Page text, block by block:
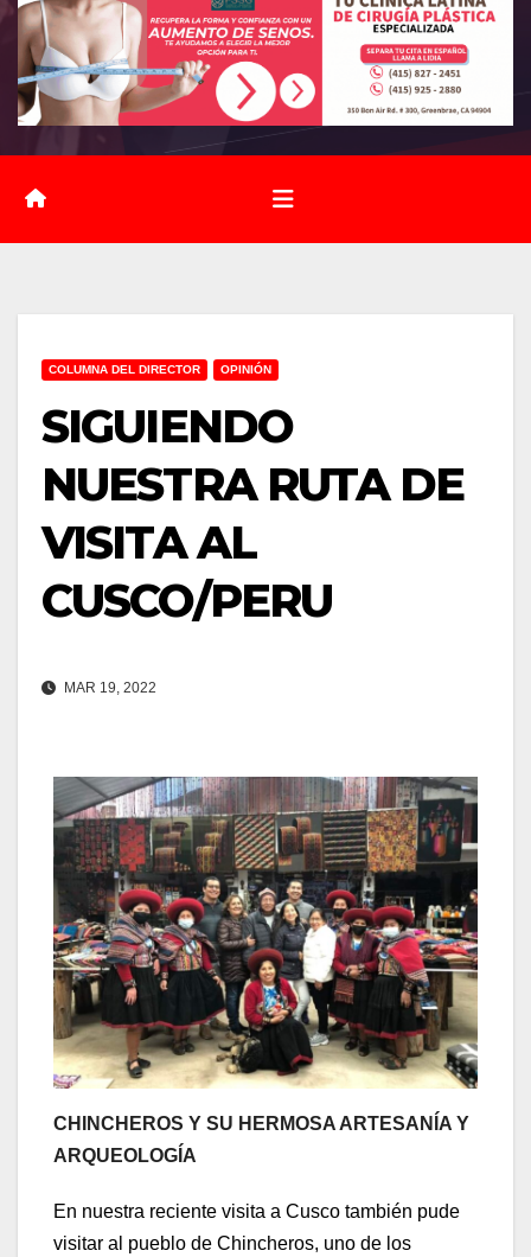
COLUMNA DEL DIRECTOR OPINIÓN
SIGUIENDO
NUESTRA RUTA DE
VISITA AL
CUSCO/PERU
MAR 19, 2022
CHINCHEROS Y SU HERMOSA ARTESANÍA Y
ARQUEOLOGÍA
En nuestra reciente visita a Cusco también pude
visitar al pueblo de Chincheros, uno de los